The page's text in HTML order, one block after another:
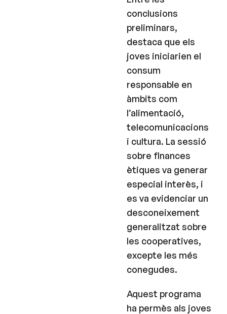
conclusions
preliminars,
destaca que els
joves iniciarien el
consum
responsable en
àmbits com
l’alimentació,
telecomunicacions
i cultura. La sessió
sobre finances
ètiques va generar
especial interès, i
es va evidenciar un
desconeixement
generalitzat sobre
les cooperatives,
excepte les més
conegudes.
Aquest programa
ha permès als joves